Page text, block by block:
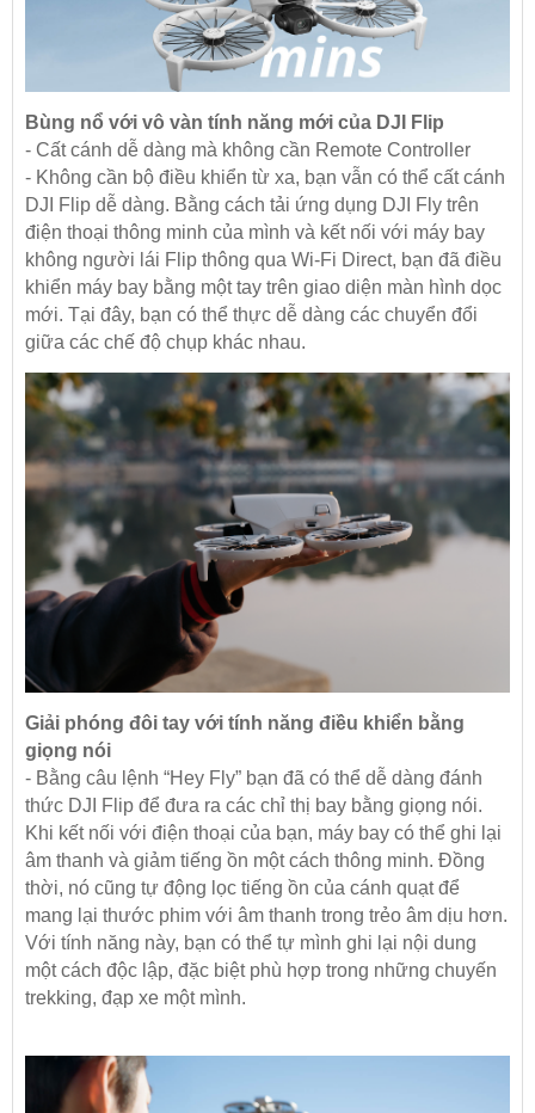
Bùng nổ với vô vàn tính năng mới của DJI Flip
- Cất cánh dễ dàng mà không cần Remote Controller
- Không cần bộ điều khiển từ xa, bạn vẫn có thể cất cánh
DJI Flip dễ dàng. Bằng cách tải ứng dụng DJI Fly trên
điện thoại thông minh của mình và kết nối với máy bay
không người lái Flip thông qua Wi-Fi Direct, bạn đã điều
khiển máy bay bằng một tay trên giao diện màn hình dọc
mới. Tại đây, bạn có thể thực dễ dàng các chuyển đổi
giữa các chế độ chụp khác nhau.
Giải phóng đôi tay với tính năng điều khiển bằng
giọng nói
- Bằng câu lệnh “Hey Fly” bạn đã có thể dễ dàng đánh
thức DJI Flip để đưa ra các chỉ thị bay bằng giọng nói.
Khi kết nối với điện thoại của bạn, máy bay có thể ghi lại
âm thanh và giảm tiếng ồn một cách thông minh. Đồng
thời, nó cũng tự động lọc tiếng ồn của cánh quạt để
mang lại thước phim với âm thanh trong trẻo âm dịu hơn.
Với tính năng này, bạn có thể tự mình ghi lại nội dung
một cách độc lập, đặc biệt phù hợp trong những chuyến
trekking, đạp xe một mình.